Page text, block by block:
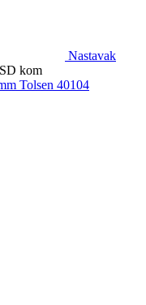
Nastavak
kom
Tolsen 40104